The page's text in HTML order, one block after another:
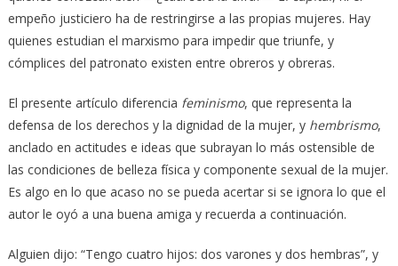
empeño justiciero ha de restringirse a las propias mujeres. Hay
quienes estudian el marxismo para impedir que triunfe, y
cómplices del patronato existen entre obreros y obreras.
El presente artículo diferencia feminismo, que representa la
defensa de los derechos y la dignidad de la mujer, y hembrismo,
anclado en actitudes e ideas que subrayan lo más ostensible de
las condiciones de belleza física y componente sexual de la mujer.
Es algo en lo que acaso no se pueda acertar si se ignora lo que el
autor le oyó a una buena amiga y recuerda a continuación.
Alguien dijo: “Tengo cuatro hijos: dos varones y dos hembras”, y